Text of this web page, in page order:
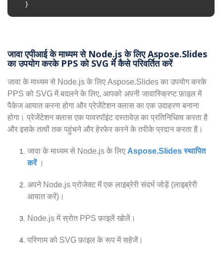
जावा एपीआई के माध्यम से Node.js के लिए Aspose.Slides
का उपयोग करके PPS को SVG में कैसे परिवर्तित करें
जावा के माध्यम से Node.js के लिए Aspose.Slides का उपयोग करके
PPS को SVG में बदलने के लिए, आपको अपनी जावास्क्रिप्ट फ़ाइल में
पैकेज आयात करना होगा और प्रेजेंटेशन क्लास का एक उदाहरण बनाना
होगा। प्रेजेंटेशन क्लास एक पावरपॉइंट दस्तावेज़ का प्रतिनिधित्व करता है
और इसके तत्वों तक पहुंचने और हेरफेर करने के तरीके प्रदान करता है।
जावा के माध्यम से Node.js के लिए Aspose.Slides स्थापित
करें।
अपने Node.js प्रोजेक्ट में एक लाइब्रेरी संदर्भ जोड़ें (लाइब्रेरी
आयात करें)।
Node.js में स्रोत PPS फ़ाइलें खोलें।
परिणाम को SVG फ़ाइल के रूप में सहेजें।